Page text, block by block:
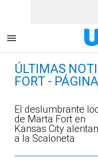
ÚLTIMAS
FORT -
El deslumbrante
de Marta Fort en
Kansas City
a la Scaloneta